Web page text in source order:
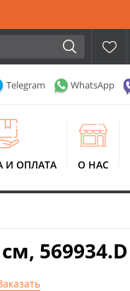
Telegram WhatsApp
И ОПЛАТА О НАС
569934.D